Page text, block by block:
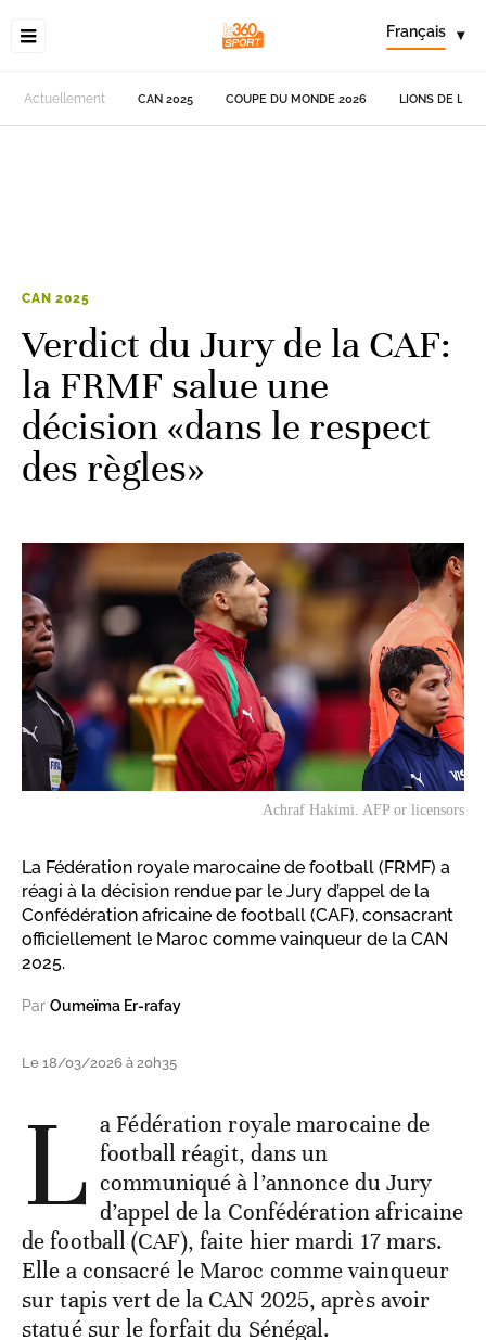
Français ▾
Actuellement CAN 2025 COUPE DU MONDE 2026 LIONS DE
CAN 2025
Verdict du Jury de la CAF:
la FRMF salue une
décision «dans le respect
des règles»
Achraf Hakimi. AFP or licensors
La Fédération royale marocaine de football (FRMF) a
réagi à la décision rendue par le Jury d’appel de la
Confédération africaine de football (CAF), consacrant
officiellement le Maroc comme vainqueur de la CAN
2025.
Par Oumeïma Er-rafay
Le 18/03/2026 à 20h35
L a Fédération royale marocaine de
football réagit, dans un
communiqué à l’annonce du Jury
d’appel de la Confédération africaine
de football (CAF), faite hier mardi 17 mars.
Elle a consacré le Maroc comme vainqueur
sur tapis vert de la CAN 2025, après avoir
statué sur le forfait du Sénégal.